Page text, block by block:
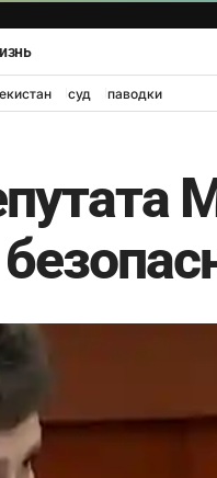
суд паводки